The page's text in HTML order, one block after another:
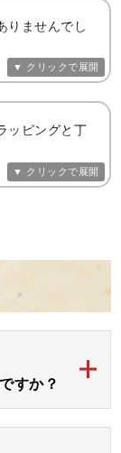
ます。
りませんでし
に、最良の印
ってなにより
ッピングと丁
くまで私の気
すか？
ら10日にて発送